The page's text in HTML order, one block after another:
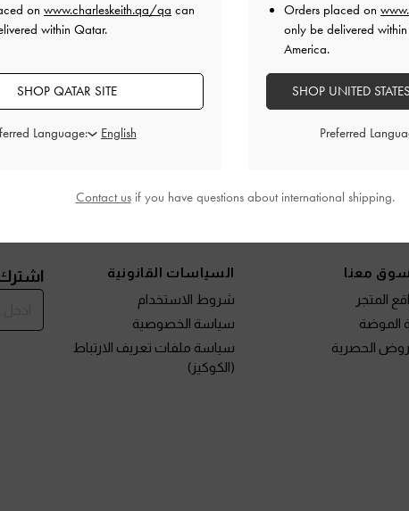
معنا
المتجر
الموضة
الحصرية
السياسات القانونية
شروط الاستخدام
سياسة الخصوصية
سياسة ملفات تعريف الارتباط
(الكوكيز)
اشترك
on www.charleskeith.qa/qa can
within Qatar.
SHOP QATAR SITE
Language:
Orders placed on
only be delivered
America.
SHOP UNITED
Preferred
Contact usif you have questions about international shipping.